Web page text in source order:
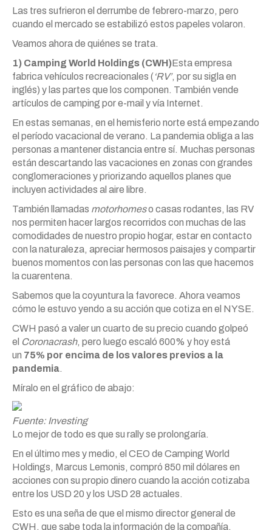
Las tres sufrieron el derrumbe de febrero-marzo, pero
cuando el mercado se estabilizó estos papeles volaron.
Veamos ahora de quiénes se trata.
1) Camping World Holdings (CWH)Esta empresa
fabrica vehículos recreacionales (‘RV’, por su sigla en
inglés) y las partes que los componen. También vende
artículos de camping por e-mail y vía Internet.
En estas semanas, en el hemisferio norte está empezando
el período vacacional de verano. La pandemia obliga a las
personas a mantener distancia entre sí. Muchas personas
están descartando las vacaciones en zonas con grandes
conglomeraciones y priorizando aquellos planes que
incluyen actividades al aire libre.
También llamadas motorhomeso casas rodantes, las RV
nos permiten hacer largos recorridos con muchas de las
comodidades de nuestro propio hogar, estar en contacto
con la naturaleza, apreciar hermosos paisajes y compartir
buenos momentos con las personas con las que hacemos
la cuarentena.
Sabemos que la coyuntura la favorece. Ahora veamos
cómo le estuvo yendo a su acción que cotiza en el NYSE.
CWH pasó a valer un cuarto de su precio cuando golpeó
el Coronacrash, pero luego escaló 600% y hoy está
un 75% por encima de los valores previos a la
pandemia.
Míralo en el gráfico de abajo:
Fuente: Investing
Lo mejor de todo es que su rally se prolongaría.
En el último mes y medio, el CEO de Camping World
Holdings, Marcus Lemonis, compró 850 mil dólares en
acciones con su propio dinero cuando la acción cotizaba
entre los USD 20 y los USD 28 actuales.
Esto es una seña de que el mismo director general de
CWH, que sabe toda la información de la compañía,